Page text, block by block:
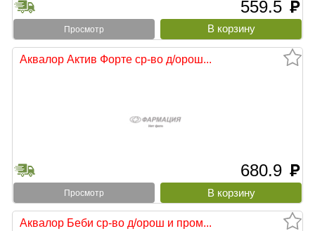
559.5 руб
Просмотр
Аквалор Актив Форте ср-во д/орош...
680.9 руб
Просмотр
Аквалор Беби ср-во д/орош и пром...